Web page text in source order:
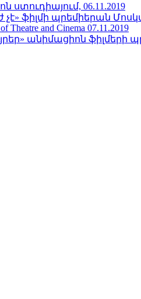
06.11.2019
ֆիլմի պրեմիերան
Theatre and Cinema 07.11.2019
անիմացիոն ֆիլմերի